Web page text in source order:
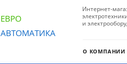
ЕВРО
АВТОМАТИКА
Интернет-
и
О КОМПАНИИ